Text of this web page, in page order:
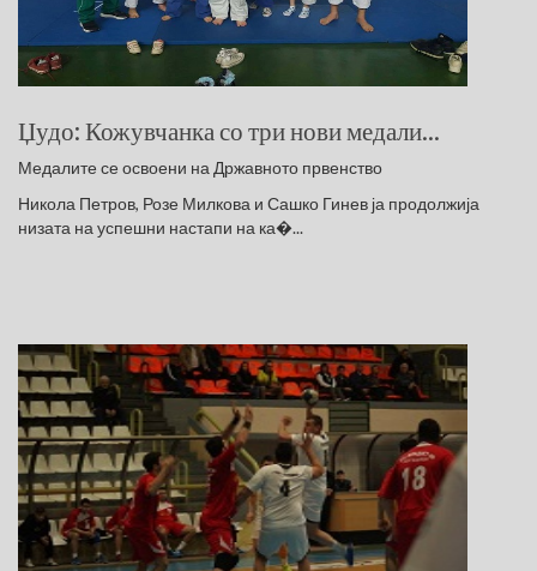
Џудо: Кожувчанка со три нови медали...
Медалите се освоени на Државното првенство
Никола Петров, Розе Милкова и Сашко Гинев ја продолжија
низата на успешни настапи на ка�...